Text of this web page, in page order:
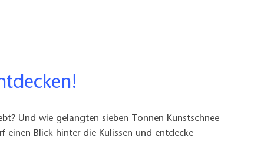
Und wie gelangten sieben Tonnen Kunstschnee
einen Blick hinter die Kulissen und entdecke